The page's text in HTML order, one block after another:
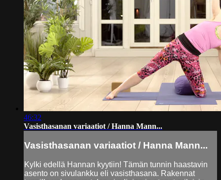
46:32
Vasisthasanan variaatiot / Hanna Mann...
Vasisthasanan variaatiot / Hanna Mann...
Kylki edellä Hannan kyytiin! Tämän tunnin haastavin
asento on sivulankku eli vasisthasana. Rakennat